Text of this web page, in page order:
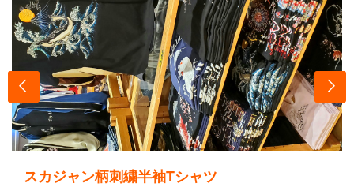
スカジャン柄刺繍半袖Tシャツ